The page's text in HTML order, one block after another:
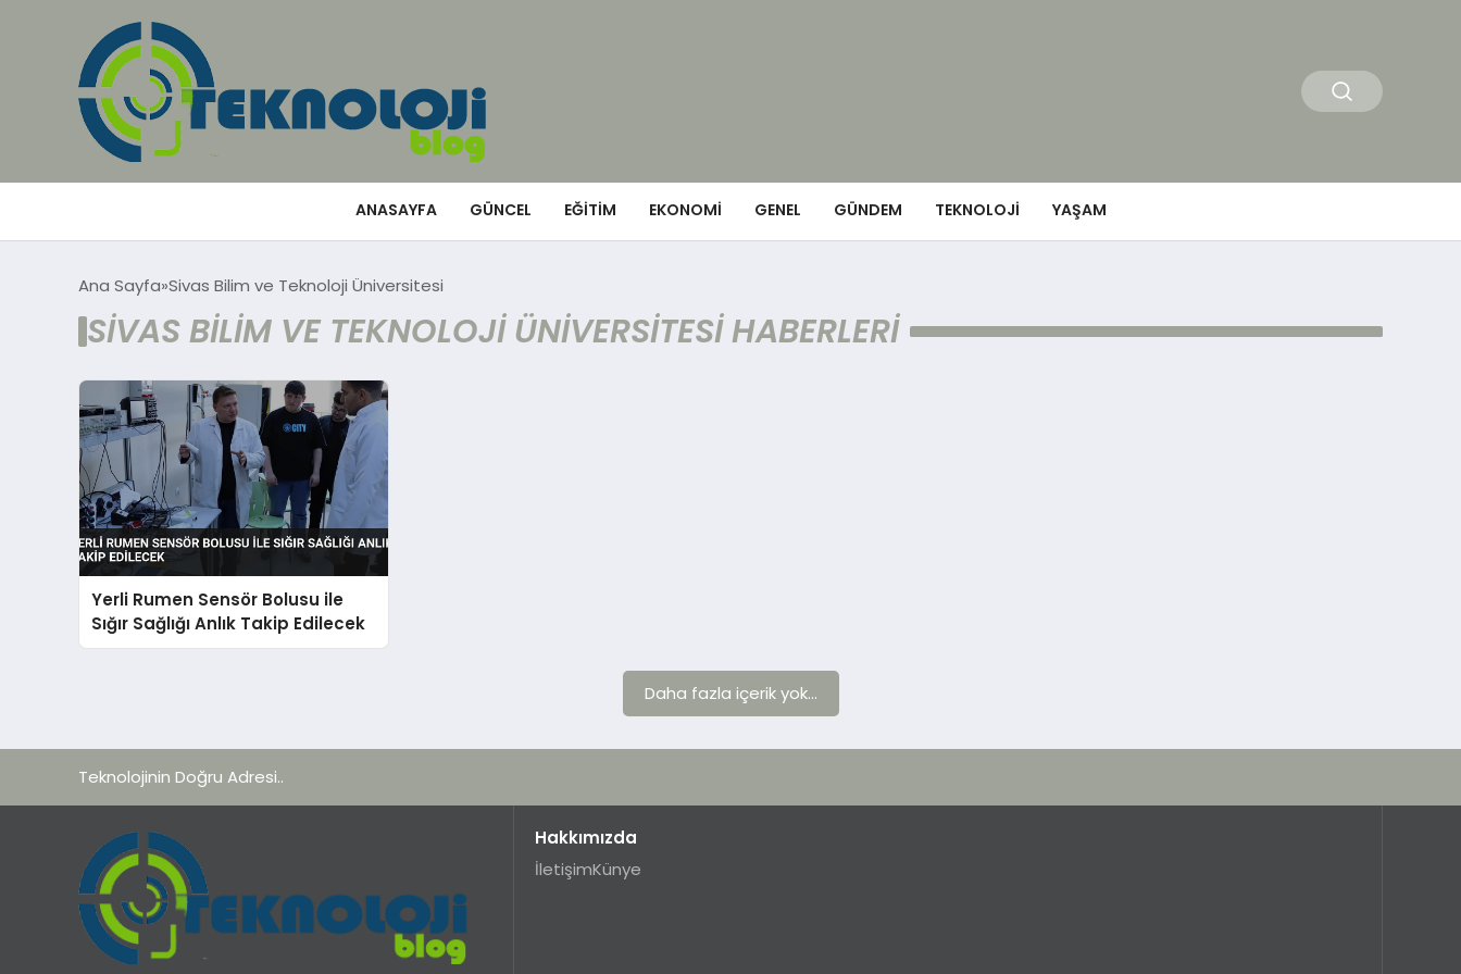
ANASAYFA GÜNCEL EĞITIM EKONOMI GENEL GÜNDEM TEKNOLOJI YAŞAM
Ana Sayfa Sivas Bilim ve Teknoloji Üniversitesi
SIVAS BILIM VE TEKNOLOJI ÜNIVERSITESI HABERLERI
Yerli Rumen Sensör Bolusu ile
Sığır Sağlığı Anlık Takip Edilecek
Daha fazla içerik yok...
Teknolojinin Doğru Adresi..
Hakkımızda
İletişimKünye